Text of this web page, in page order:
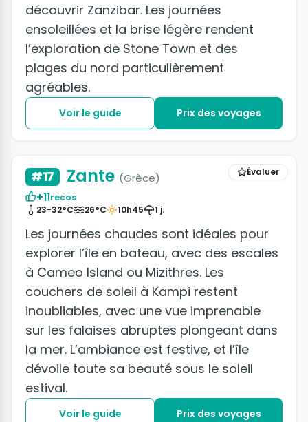
découvrir Zanzibar. Les journées
ensoleillées et la brise légère rendent
l’exploration de Stone Town et des
plages du nord particulièrement
agréables.
Voir le guide Prix des voyages
Évaluer
#17 Zante (Grèce)
+11recos
23-32°C
26°C 10h45 1 j.
Les journées chaudes sont idéales pour
explorer l’île en bateau, avec des escales
à Cameo Island ou Mizithres. Les
couchers de soleil à Kampi restent
inoubliables, avec une vue imprenable
sur les falaises abruptes plongeant dans
la mer. L’ambiance est festive, et l’île
dévoile toute sa beauté sous le soleil
estival.
Voir le guide Prix des voyages